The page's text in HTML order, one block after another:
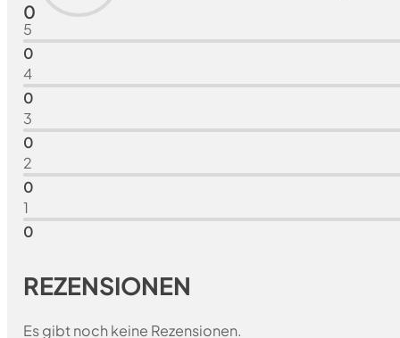
0
5
0
4
0
3
0
2
0
1
0
REZENSIONEN
Es gibt noch keine Rezensionen.